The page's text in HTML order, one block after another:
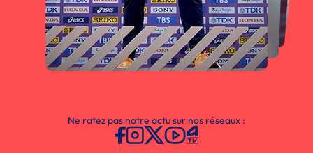
Ne ratez pas notre actu sur nos réseaux :